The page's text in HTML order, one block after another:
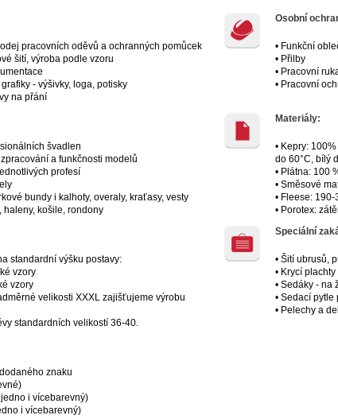
pracovních oděvů a ochranných pomůcek
šití, výroba podle vzoru
- výšivky, loga, potisky
na přání
Osobní
• Funkční
• Přilby
• Pracovní
• Pracovní
švadlen
a funkčnosti modelů
profesí
bundy i kalhoty, overaly, kraťasy, vesty
haleny, košile, rondony
Materiály:
• Kepry:
do 60°C, bílý
• Plátna: 100
• Směsové
• Fleese:
• Porotex:
standardní výšku postavy:
vzory
vzory
velikosti XXXL zajišťujeme výrobu
standardních velikostí 36-40.
Speciální
• Šití ubrusů,
• Krycí
• Sedáky - na
• Sedací
• Pelechy a
znaku
i vícebarevný)
i vícebarevný)